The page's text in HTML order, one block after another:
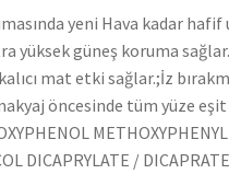
yeni Hava kadar
yüksek güneş koruma
mat etki sağlar.;İz
öncesinde tüm yüze
DICAPRYLATE /